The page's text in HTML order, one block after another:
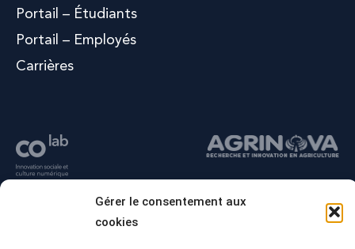
Gérer le consentement aux
cookies
Portail – Étudiants
Portail – Employés
Carrières